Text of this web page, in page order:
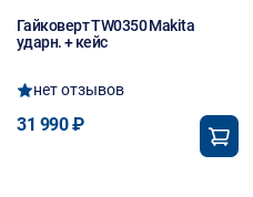
Гайковерт TW0350 Makita
ударн. + кейс
нет отзывов
31 990 ₽